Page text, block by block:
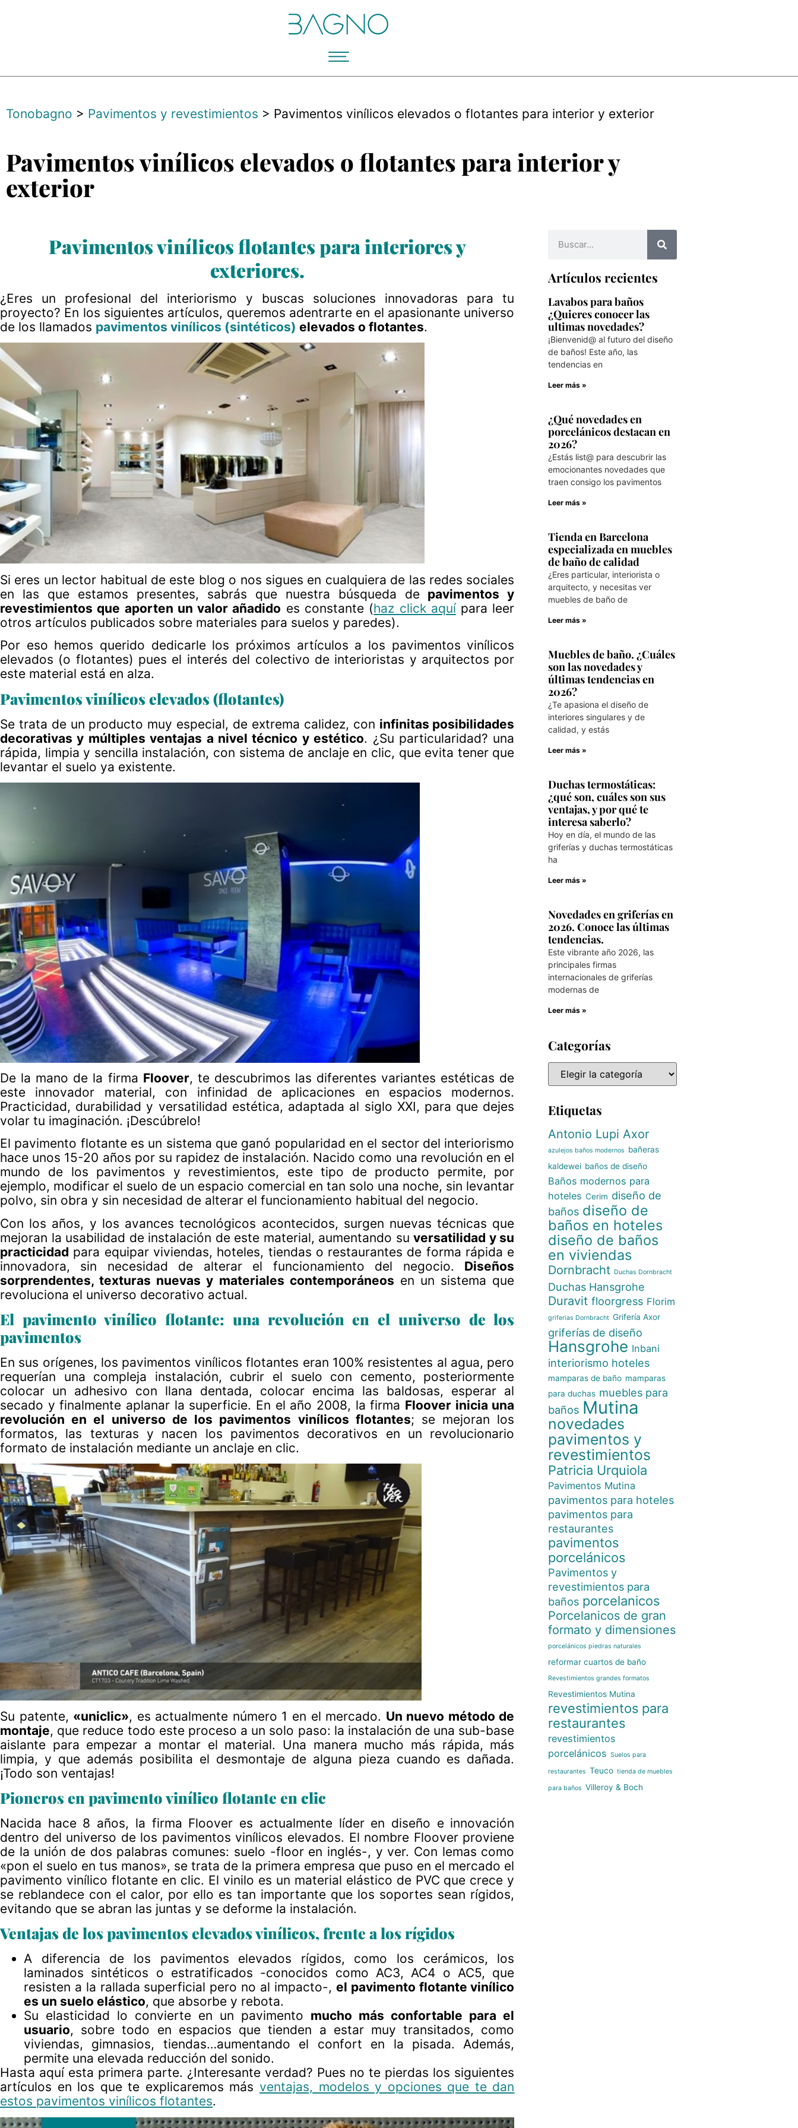
Tonobagno > Pavimentos y revestimientos > Pavimentos vinílicos elevados o flotantes para interior y exterior
Pavimentos vinílicos elevados o flotantes para interior y
exterior
Pavimentos vinílicos flotantes para interiores y
exteriores.
¿Eres un profesional del interiorismo y buscas soluciones innovadoras para tu
proyecto? En los siguientes artículos, queremos adentrarte en el apasionante universo
de los llamados pavimentos vinílicos (sintéticos) elevados o flotantes.
Si eres un lector habitual de este blog o nos sigues en cualquiera de las redes sociales
en las que estamos presentes, sabrás que nuestra búsqueda de pavimentos y
revestimientos que aporten un valor añadido es constante (haz click aquípara leer
otros artículos publicados sobre materiales para suelos y paredes).
Por eso hemos querido dedicarle los próximos artículos a los pavimentos vinílicos
elevados (o flotantes) pues el interés del colectivo de interioristas y arquitectos por
este material está en alza.
Pavimentos vinílicos elevados (flotantes)
Se trata de un producto muy especial, de extrema calidez, con infinitas posibilidades
decorativas y múltiples ventajas a nivel técnico y estético. ¿Su particularidad? una
rápida, limpia y sencilla instalación, con sistema de anclaje en clic, que evita tener que
levantar el suelo ya existente.
De la mano de la firma Floover, te descubrimos las diferentes variantes estéticas de
este innovador material, con infinidad de aplicaciones en espacios modernos.
Practicidad, durabilidad y versatilidad estética, adaptada al siglo XXI, para que dejes
volar tu imaginación. ¡Descúbrelo!
El pavimento flotante es un sistema que ganó popularidad en el sector del interiorismo
hace unos 15-20 años por su rapidez de instalación. Nacido como una revolución en el
mundo de los pavimentos y revestimientos, este tipo de producto permite, por
ejemplo, modificar el suelo de un espacio comercial en tan solo una noche, sin levantar
polvo, sin obra y sin necesidad de alterar el funcionamiento habitual del negocio.
Con los años, y los avances tecnológicos acontecidos, surgen nuevas técnicas que
mejoran la usabilidad de instalación de este material, aumentando suversatilidad y su
practicidad para equipar viviendas, hoteles, tiendas o restaurantes de forma rápida e
innovadora, sin necesidad de alterar el funcionamiento del negocio. Diseños
sorprendentes, texturas nuevas y materiales contemporáneos en un sistema que
revoluciona el universo decorativo actual.
El pavimento vinílico flotante: una revolución en el universo de los
pavimentos
En sus orígenes, los pavimentos vinílicos flotantes eran 100% resistentes al agua, pero
requerían una compleja instalación, cubrir el suelo con cemento, posteriormente
colocar un adhesivo con llana dentada, colocar encima las baldosas, esperar al
secado y finalmente aplanar la superficie. En el año 2008, la firma Floover inicia una
revolución en el universo de los pavimentos vinílicos flotantes; se mejoran los
formatos, las texturas y nacen los pavimentos decorativos en un revolucionario
formato de instalación mediante un anclaje en clic.
Su patente, «uniclic», es actualmente número 1 en el mercado. Un nuevo método de
montaje, que reduce todo este proceso a un solo paso: la instalación de una sub-base
aislante para empezar a montar el material. Una manera mucho más rápida, más
limpia, y que además posibilita el desmontaje de alguna pieza cuando es dañada.
¡Todo son ventajas!
Pioneros en pavimento vinílico flotante en clic
Nacida hace 8 años, la firma Floover es actualmente líder en diseño e innovación
dentro del universo de los pavimentos vinílicos elevados. El nombre Floover proviene
de la unión de dos palabras comunes: suelo -floor en inglés-, y ver. Con lemas como
«pon el suelo en tus manos», se trata de la primera empresa que puso en el mercado el
pavimento vinílico flotante en clic. El vinilo es un material elástico de PVC que crece y
se reblandece con el calor, por ello es tan importante que los soportes sean rígidos,
evitando que se abran las juntas y se deforme la instalación.
Ventajas de los pavimentos elevados vinílicos, frente a los rígidos
A diferencia de los pavimentos elevados rígidos, como los cerámicos, los
laminados sintéticos o estratificados -conocidos como AC3, AC4 o AC5, que
resisten a la rallada superficial pero no al impacto-, el pavimento flotante vinílico
es un suelo elástico, que absorbe y rebota.
Su elasticidad lo convierte en un pavimento mucho más confortable para el
usuario, sobre todo en espacios que tienden a estar muy transitados, como
viviendas, gimnasios, tiendas…aumentando el confort en la pisada. Además,
permite una elevada reducción del sonido.
Hasta aquí esta primera parte. ¿Interesante verdad? Pues no te pierdas los siguientes
artículos en los que te explicaremos más ventajas, modelos y opciones que te dan
estos pavimentos vinílicos flotantes.
Artículos recientes
Lavabos para baños
¿Quieres conocer las
ultimas novedades?
¡Bienvenid@ al futuro del diseño
de baños! Este año, las
tendencias en
Leer más »
¿Qué novedades en
porcelánicos destacan en
2026?
¿Estás list@ para descubrir las
emocionantes novedades que
traen consigo los pavimentos
Leer más »
Tienda en Barcelona
especializada en muebles
de baño de calidad
¿Eres particular, interiorista o
arquitecto, y necesitas ver
muebles de baño de
Leer más »
Muebles de baño. ¿Cuáles
son las novedades y
últimas tendencias en
2026?
¿Te apasiona el diseño de
interiores singulares y de
calidad, y estás
Leer más »
Duchas termostáticas:
¿qué son, cuáles son sus
ventajas, y por qué te
interesa saberlo?
Hoy en día, el mundo de las
griferías y duchas termostáticas
ha
Leer más »
Novedades en griferías en
2026. Conoce las últimas
tendencias.
Este vibrante año 2026, las
principales firmas
internacionales de griferías
modernas de
Leer más »
Categorías
Etiquetas
Antonio Lupi Axor
azulejos baños modernos
bañeras
kaldewei baños de diseño
Baños modernos para
hoteles Cerim diseño de
baños diseño de
baños en hoteles
diseño de baños
en viviendas
Dornbracht Duchas Dornbracht
Duchas Hansgrohe
Duravit floorgress Florim
griferias Dornbracht Grifería Axor
griferías de diseño
Hansgrohe Inbani
interiorismo hoteles
mamparas de baño mamparas
para duchas muebles para
baños Mutina
novedades
pavimentos y
revestimientos
Patricia Urquiola
Pavimentos Mutina
pavimentos para hoteles
pavimentos para
restaurantes
pavimentos
porcelánicos
Pavimentos y
revestimientos para
baños porcelanicos
Porcelanicos de gran
formato y dimensiones
porcelánicos piedras naturales
reformar cuartos de baño
Revestimientos grandes formatos
Revestimientos Mutina
revestimientos para
restaurantes
revestimientos
porcelánicos Suelos para
restaurantes Teuco tienda de muebles
para baños Villeroy & Boch